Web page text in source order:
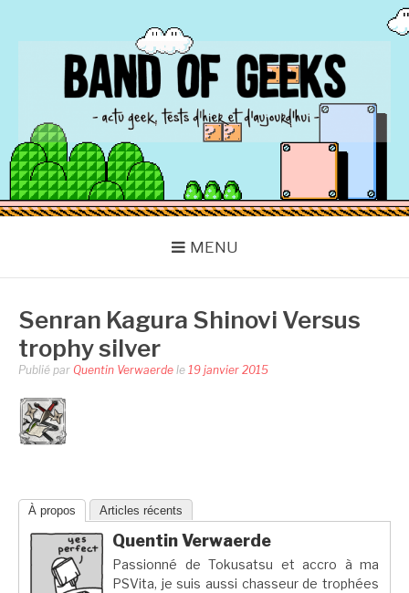
BAND OF GEEKS
Actu Geek d'hier et d'aujourd'hui
MENU
Senran Kagura Shinovi Versus
trophy silver
Publié par Quentin Verwaerde le 19 janvier 2015
À propos Articles récents
Quentin Verwaerde
Passionné de Tokusatsu et accro à ma
PSVita, je suis aussi chasseur de trophées